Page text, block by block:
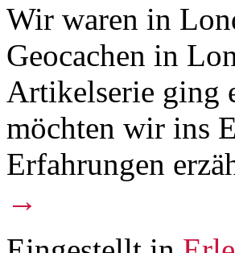
Wir waren in
Geocachen in
Artikelserie ging
möchten wir ins
Erfahrungen
→